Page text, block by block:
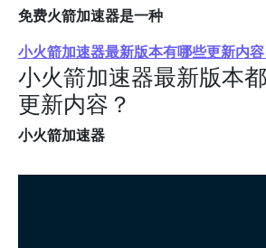
免费火箭加速器是一种
小火箭加速器最新版本有哪些更新内容
小火箭加速器最新版本
更新内容？
小火箭加速器